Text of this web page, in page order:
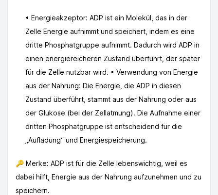
• Energieakzeptor: ADP ist ein Molekül, das in der
Zelle Energie aufnimmt und speichert, indem es eine
dritte Phosphatgruppe aufnimmt. Dadurch wird ADP in
einen energiereicheren Zustand überführt, der später
für die Zelle nutzbar wird. • Verwendung von Energie
aus der Nahrung: Die Energie, die ADP in diesen
Zustand überführt, stammt aus der Nahrung oder aus
der Glukose (bei der Zellatmung). Die Aufnahme einer
dritten Phosphatgruppe ist entscheidend für die
„Aufladung“ und Energiespeicherung.
🔑 Merke: ADP ist für die Zelle lebenswichtig, weil es
dabei hilft, Energie aus der Nahrung aufzunehmen und zu
speichern.